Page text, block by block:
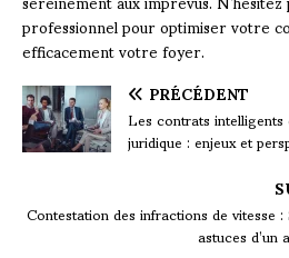
professionnel pour optimiser votre
efficacement votre foyer.
PRÉCÉDENT
Les contrats
juridique : enjeux et
Contestation des infractions de vitesse
astuces